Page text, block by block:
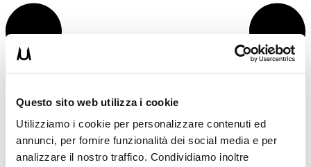
Questo sito web utilizza i cookie
Utilizziamo i cookie per personalizzare contenuti ed
annunci, per fornire funzionalità dei social media e per
analizzare il nostro traffico. Condividiamo inoltre